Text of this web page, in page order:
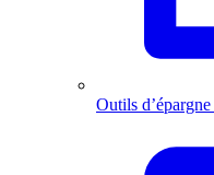
Outils d’épargne